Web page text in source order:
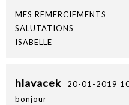
MES REMERCIEMENTS
SALUTATIONS
ISABELLE
hlavacek 20-01-2019
bonjour